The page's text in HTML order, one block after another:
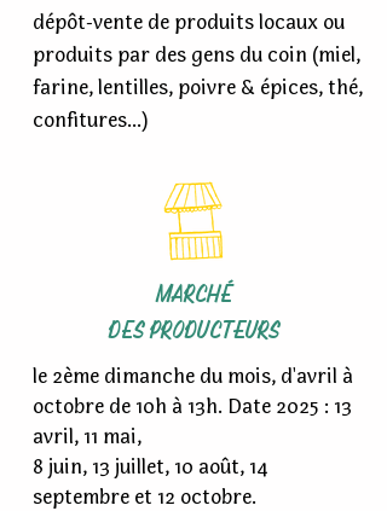
dépôt-vente de produits locaux ou
produits par des gens du coin (miel,
farine, lentilles, poivre & épices, thé,
confitures...)
MARCHÉ
DES PRODUCTEURS
le 2ème dimanche du mois, d'avril à
octobre de 10h à 13h. Date 2025 : 13
avril, 11 mai,
8 juin, 13 juillet, 10 août, 14
septembre et 12 octobre.